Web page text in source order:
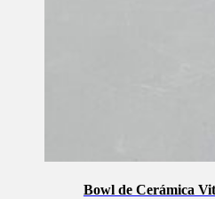
Bowl de Cerámica